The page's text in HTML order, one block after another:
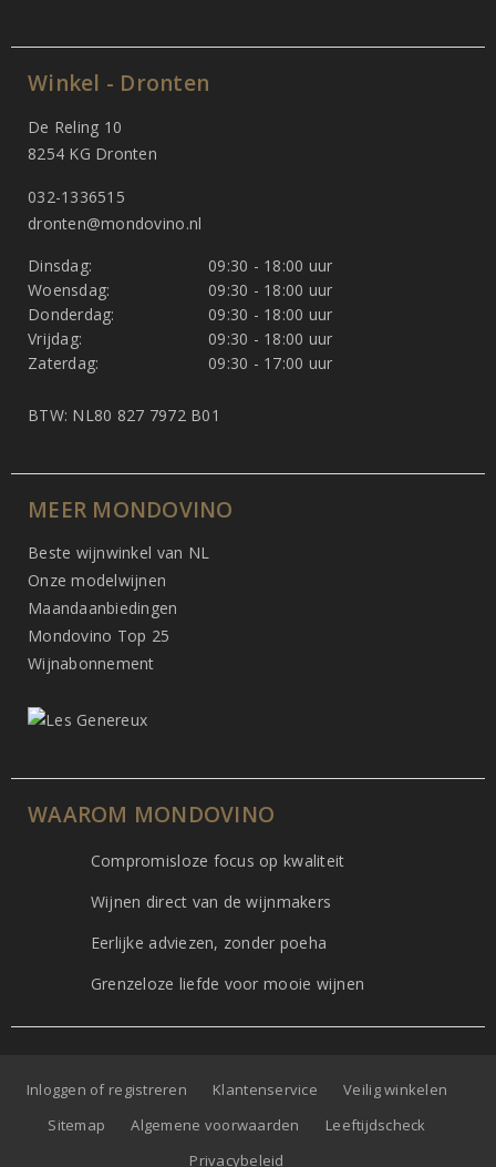
Winkel - Dronten
De Reling 10
8254 KG Dronten
032-1336515
dronten@mondovino.nl
Dinsdag:
09:30 - 18:00 uur
Woensdag:
09:30 - 18:00 uur
Donderdag:
09:30 - 18:00 uur
Vrijdag:
09:30 - 18:00 uur
Zaterdag:
09:30 - 17:00 uur
BTW: NL80 827 7972 B01
MEER MONDOVINO
Beste wijnwinkel van NL
Onze modelwijnen
Maandaanbiedingen
Mondovino Top 25
Wijnabonnement
WAAROM MONDOVINO
Compromisloze focus op kwaliteit
Wijnen direct van de wijnmakers
Eerlijke adviezen, zonder poeha
Grenzeloze liefde voor mooie wijnen
Inloggen of registreren Klantenservice
Veilig winkelen
Sitemap
Algemene voorwaarden
Leeftijdscheck
Privacybeleid